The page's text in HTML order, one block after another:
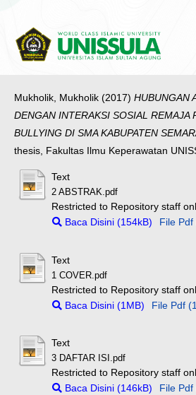
Mukholik, Mukholik (2017) HUBUNGAN
DENGAN INTERAKSI SOSIAL REMAJA
BULLYING DI SMA KABUPATEN
thesis, Fakultas Ilmu Keperawatan
Text
2 ABSTRAK.pdf
Restricted to Repository staff
Baca Disini (154kB)
File Pdf
Text
1 COVER.pdf
Restricted to Repository staff
Baca Disini (1MB)
File Pdf
Text
3 DAFTAR ISI.pdf
Restricted to Repository staff
Baca Disini (146kB)
File Pdf